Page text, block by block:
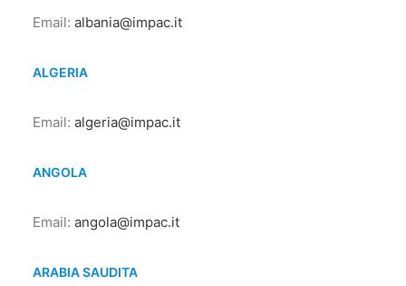
Email: albania@impac.it
ALGERIA
Email: algeria@impac.it
ANGOLA
Email: angola@impac.it
ARABIA SAUDITA